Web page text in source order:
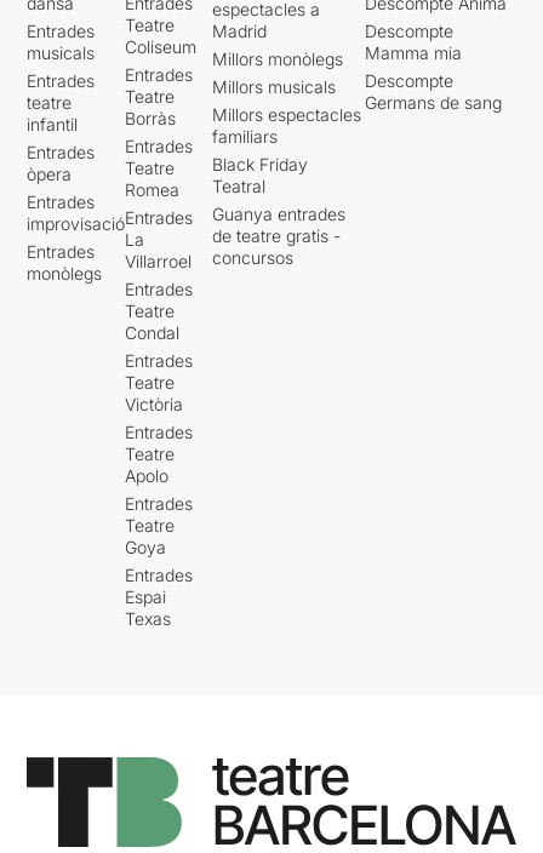
Entrades
musicals
Entrades
teatre
infantil
Entrades
òpera
Entrades
improvisació
Entrades
monòlegs
Teatre
Coliseum
Entrades
Teatre
Borràs
Entrades
Teatre
Romea
Entrades
La
Villarroel
Entrades
Teatre
Condal
Entrades
Teatre
Victòria
Entrades
Teatre
Apolo
Entrades
Teatre
Goya
Entrades
Espai
Texas
espectacles a
Madrid
Millors monòlegs
Millors musicals
Millors espectacles
familiars
Black Friday
Teatral
Guanya entrades
de teatre gratis -
concursos
Descompte
Mamma mia
Descompte
Germans de sang